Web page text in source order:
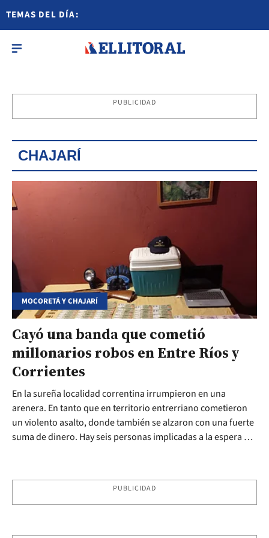
TEMAS DEL DÍA:
PUBLICIDAD
CHAJARÍ
MOCORETÁ Y CHAJARÍ
Cayó una banda que cometió
millonarios robos en Entre Ríos y
Corrientes
En la sureña localidad correntina irrumpieron en una
arenera. En tanto que en territorio entrerriano cometieron
un violento asalto, donde también se alzaron con una fuerte
suma de dinero. Hay seis personas implicadas a la espera de
PUBLICIDAD